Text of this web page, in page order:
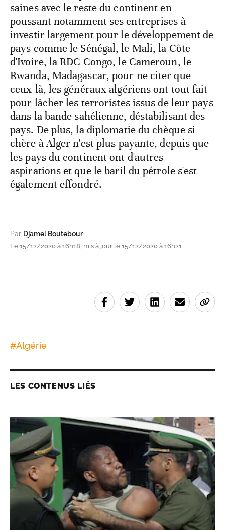
saines avec le reste du continent en
poussant notamment ses entreprises à
investir largement pour le développement de
pays comme le Sénégal, le Mali, la Côte
d'Ivoire, la RDC Congo, le Cameroun, le
Rwanda, Madagascar, pour ne citer que
ceux-là, les généraux algériens ont tout fait
pour lâcher les terroristes issus de leur pays
dans la bande sahélienne, déstabilisant des
pays. De plus, la diplomatie du chèque si
chère à Alger n'est plus payante, depuis que
les pays du continent ont d'autres
aspirations et que le baril du pétrole s'est
également effondré.
Par Djamel Boutebour
Le 15/12/2020 à 16h18, mis à jour le 15/12/2020 à 16h21
#Algérie
LES CONTENUS LIÉS